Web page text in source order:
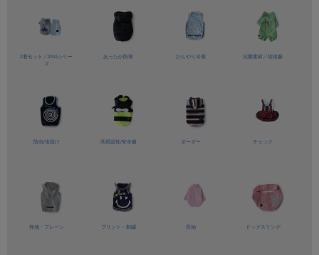
2着セット／2in1シリー
ズ
あったか防寒 ひんやり冷感 抗菌素材／ 術後服
防虫/虫除け 高視認性/安全服 ボーダー チェック
無地・プレーン プリント・刺繍 長袖 ドッグスリング